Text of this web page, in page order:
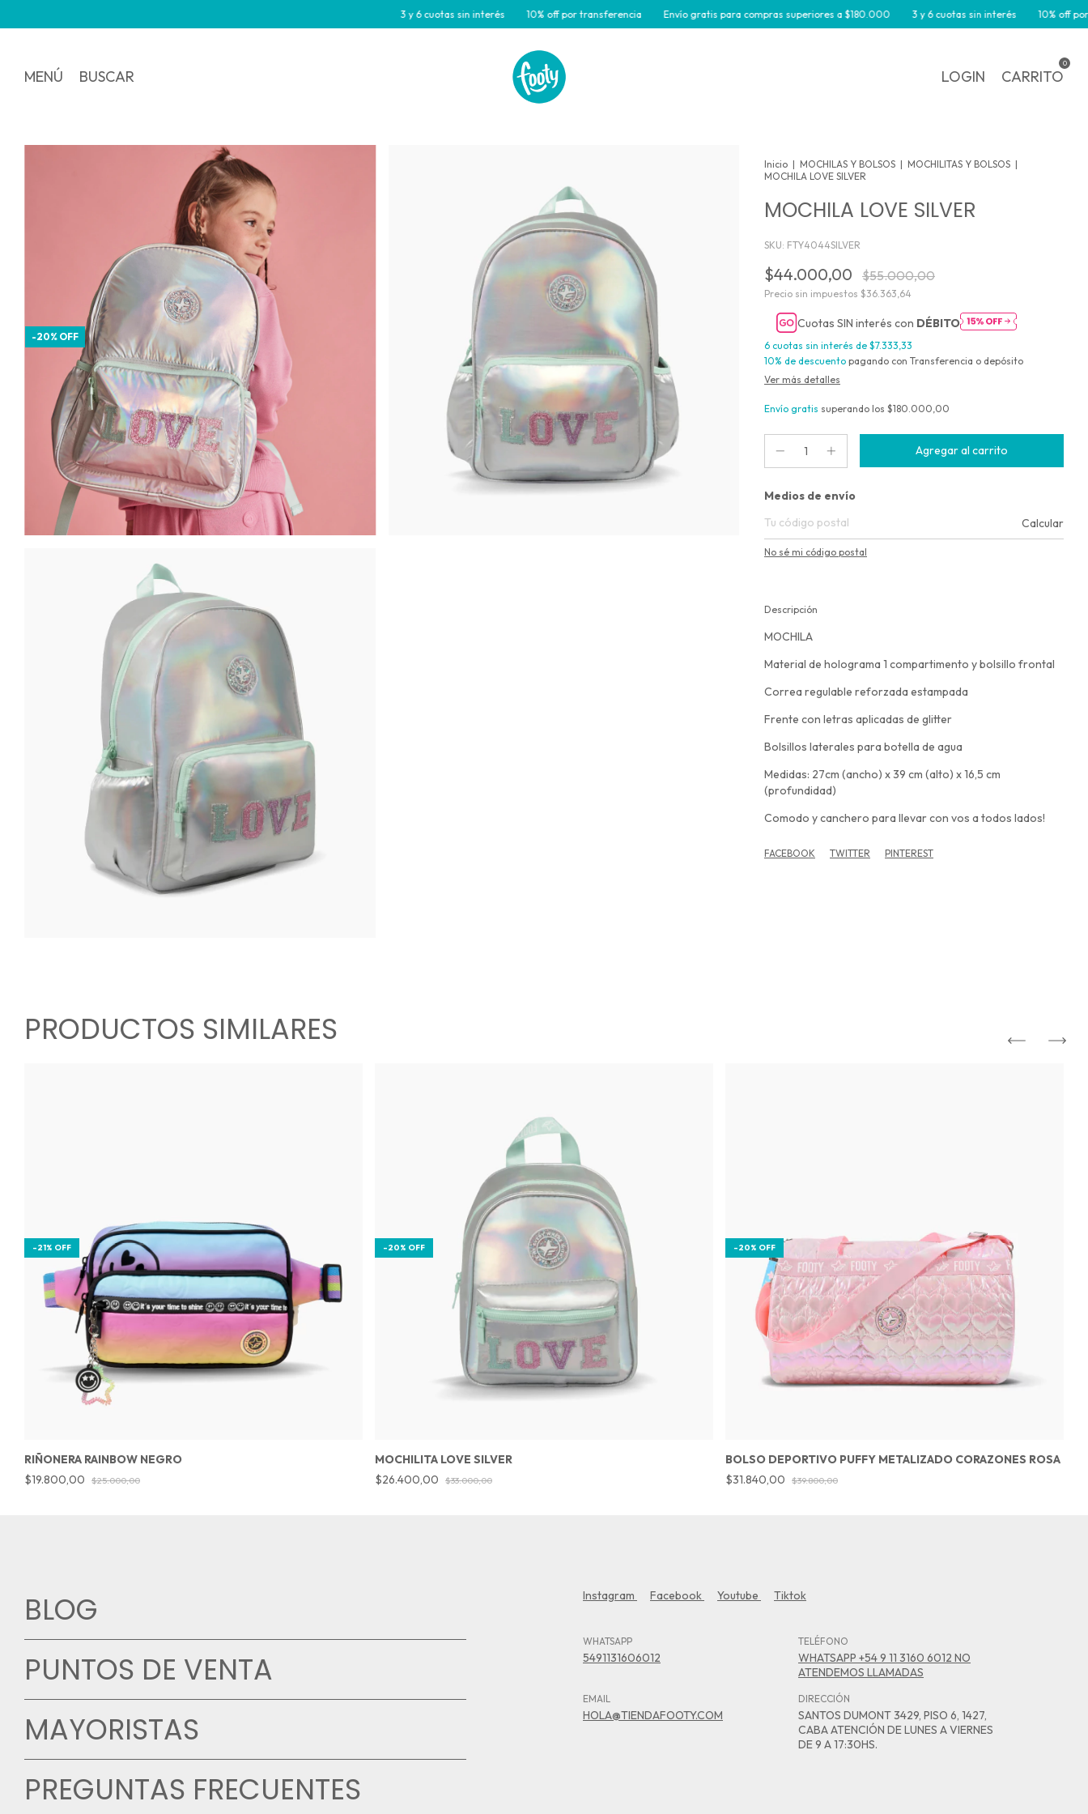
3 y 6 cuotas sin interés 10% off por transferencia Envío gratis para compras superiores a $180.000 3 y 6 cuotas sin interés 10% off por
MENÚ BUSCAR LOGIN CARRITO
0
-20% OFF
Inicio | MOCHILAS Y BOLSOS | MOCHILITAS Y BOLSOS |
MOCHILA LOVE SILVER
MOCHILA LOVE SILVER
SKU: FTY4044SILVER
$44.000,00 $55.000,00
Precio sin impuestos $36.363,64
Cuotas SIN interés con DÉBITO
6 cuotas sin interés de $7.333,33
10% de descuento pagando con Transferencia o depósito
Ver más detalles
Envío gratis superando los $180.000,00
Entregas para el CP:
Medios de envío
Calcular
No sé mi código postal
Descripción
MOCHILA
Material de holograma 1 compartimento y bolsillo frontal
Correa regulable reforzada estampada
Frente con letras aplicadas de glitter
Bolsillos laterales para botella de agua
Medidas: 27cm (ancho) x 39 cm (alto) x 16,5 cm
(profundidad)
Comodo y canchero para llevar con vos a todos lados!
FACEBOOK TWITTER PINTEREST
PRODUCTOS SIMILARES
-21% OFF
RIÑONERA RAINBOW NEGRO
$19.800,00
$25.000,00
-20% OFF
MOCHILITA LOVE SILVER
$26.400,00
$33.000,00
-20% OFF
BOLSO DEPORTIVO PUFFY METALIZADO CORAZONES ROSA
$31.840,00
$39.800,00
BLOG
PUNTOS DE VENTA
MAYORISTAS
PREGUNTAS FRECUENTES
Instagram Facebook Youtube Tiktok
WHATSAPP
5491131606012
TELÉFONO
WHATSAPP +54 9 11 3160 6012 NO
ATENDEMOS LLAMADAS
EMAIL
HOLA@TIENDAFOOTY.COM
DIRECCIÓN
SANTOS DUMONT 3429, PISO 6, 1427,
CABA ATENCIÓN DE LUNES A VIERNES
DE 9 A 17:30HS.